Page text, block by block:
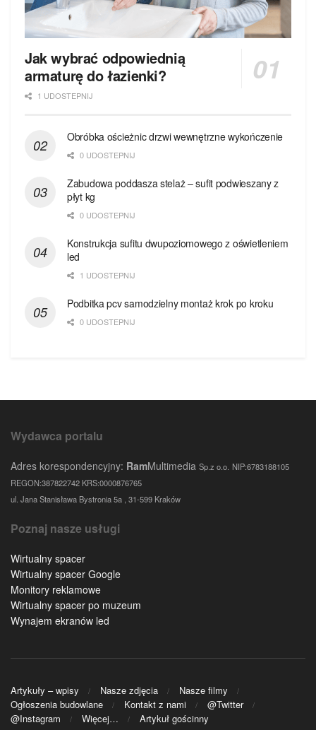
Jak wybrać odpowiednią
armaturę do łazienki?
1 UDOSTEPNIJ
Obróbka ościeżnic drzwi wewnętrzne wykończenie
0 UDOSTEPNIJ
Zabudowa poddasza stelaż – sufit podwieszany z
płyt kg
0 UDOSTEPNIJ
Konstrukcja sufitu dwupoziomowego z oświetleniem
led
1 UDOSTEPNIJ
Podbitka pcv samodzielny montaż krok po kroku
0 UDOSTEPNIJ
Wydawca portalu
Adres korespondencyjny: RamMultimedia Sp.z o.o. NIP:6783188105
REGON:387822742 KRS:0000876765
ul. Jana Stanisława Bystronia 5a , 31-599 Kraków
Poznaj nasze usługi
Wirtualny spacer
Wirtualny spacer Google
Monitory reklamowe
Wirtualny spacer po muzeum
Wynajem ekranów led
Artykuły – wpisy Nasze zdjęcia
Nasze filmy
Ogłoszenia budowlane
Kontakt z nami
@Twitter
@Instagram
Więcej… Artykuł gościnny